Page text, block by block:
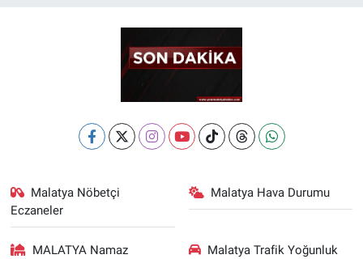
Malatya Nöbetçi
Eczaneler
Malatya Hava Durumu
MALATYA Namaz
Malatya Trafik Yoğunluk